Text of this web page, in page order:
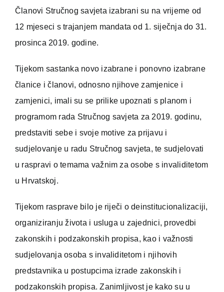
Članovi Stručnog savjeta izabrani su na vrijeme od
12 mjeseci s trajanjem mandata od 1. siječnja do 31.
prosinca 2019. godine.
Tijekom sastanka novo izabrane i ponovno izabrane
članice i članovi, odnosno njihove zamjenice i
zamjenici, imali su se prilike upoznati s planom i
programom rada Stručnog savjeta za 2019. godinu,
predstaviti sebe i svoje motive za prijavu i
sudjelovanje u radu Stručnog savjeta, te sudjelovati
u raspravi o temama važnim za osobe s invaliditetom
u Hrvatskoj.
Tijekom rasprave bilo je riječi o deinstitucionalizaciji,
organiziranju života i usluga u zajednici, provedbi
zakonskih i podzakonskih propisa, kao i važnosti
sudjelovanja osoba s invaliditetom i njihovih
predstavnika u postupcima izrade zakonskih i
podzakonskih propisa. Zanimljivost je kako su u